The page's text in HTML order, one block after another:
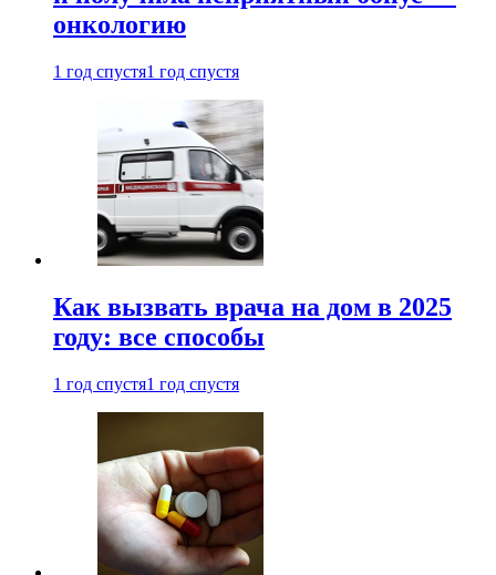
онкологию
1 год спустя1 год спустя
Как вызвать врача на дом в 2025
году: все способы
1 год спустя1 год спустя